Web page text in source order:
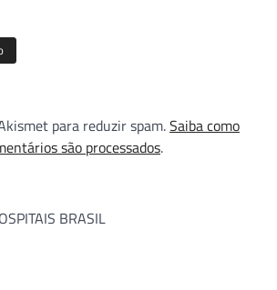
para reduzir spam.Saiba como
são processados.
BRASIL